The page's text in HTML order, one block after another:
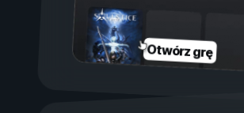
Otwórz grę